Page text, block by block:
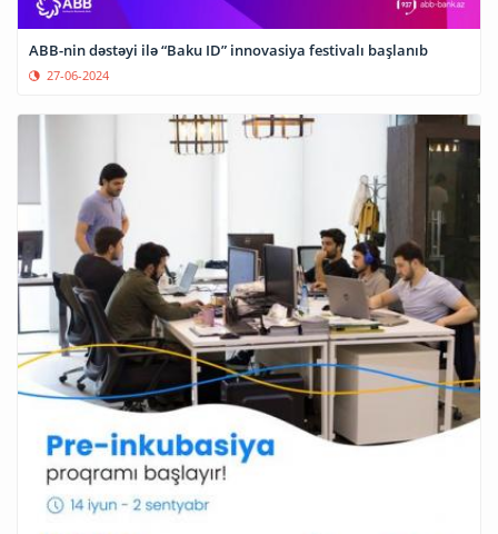
ABB-nin dəstəyi ilə “Baku ID” innovasiya festivalı başlanıb
27-06-2024